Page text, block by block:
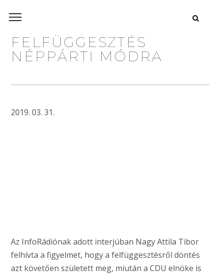
FELFÜGGESZTÉS
NÉPPÁRTI MÓDRA
2019. 03. 31.
Az InfoRádiónak adott interjúban Nagy Attila Tibor
felhívta a figyelmet, hogy a felfüggesztésről döntés
azt követően született meg, miután a CDU elnöke is